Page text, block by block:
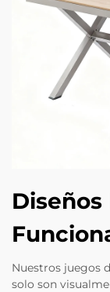
Nuestros juegos
solo son